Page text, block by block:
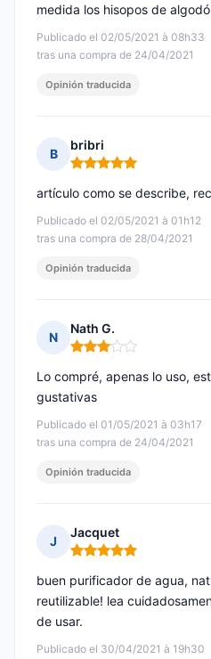
Publicado el 02/05/2021 à 08h33
tras una compra de 24/04/2021
medida los hisopos de
Opinión traducida
B
bribri
Nota: 5 de 5
Publicado el 02/05/2021 à 01h12
tras una compra de 28/04/2021
artículo como se describe,
Opinión traducida
N
Nath G.
Nota: 3 de 5
Publicado el 01/05/2021 à 03h17
tras una compra de 24/04/2021
Lo compré, apenas lo uso,
gustativas
Opinión traducida
J
Jacquet
Nota: 5 de 5
Publicado el 30/04/2021 à 19h30
buen purificador de agua,
reutilizable! lea
de usar.